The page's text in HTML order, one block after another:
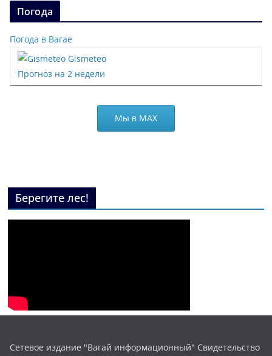
Погода
Погода в Вагае
Gismeteo
Прогноз на 2 недели
Мы в МАХ
Берегите лес!
Сетевое издание "Вагай информационный" Свидетельство